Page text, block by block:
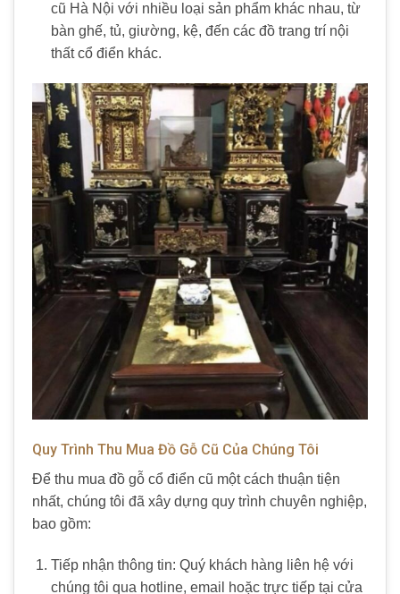
cũ Hà Nội với nhiều loại sản phẩm khác nhau, từ
bàn ghế, tủ, giường, kệ, đến các đồ trang trí nội
thất cổ điển khác.
Quy Trình Thu Mua Đồ Gỗ Cũ Của Chúng Tôi
Để thu mua đồ gỗ cổ điển cũ một cách thuận tiện
nhất, chúng tôi đã xây dựng quy trình chuyên nghiệp,
bao gồm:
Tiếp nhận thông tin: Quý khách hàng liên hệ với
chúng tôi qua hotline, email hoặc trực tiếp tại cửa